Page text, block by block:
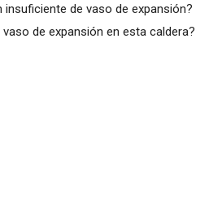
de vaso de expansión?
de expansión en esta caldera?